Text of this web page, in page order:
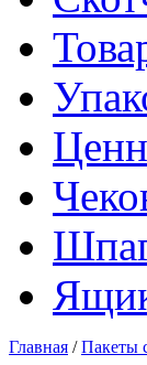
Главная /Пакеты